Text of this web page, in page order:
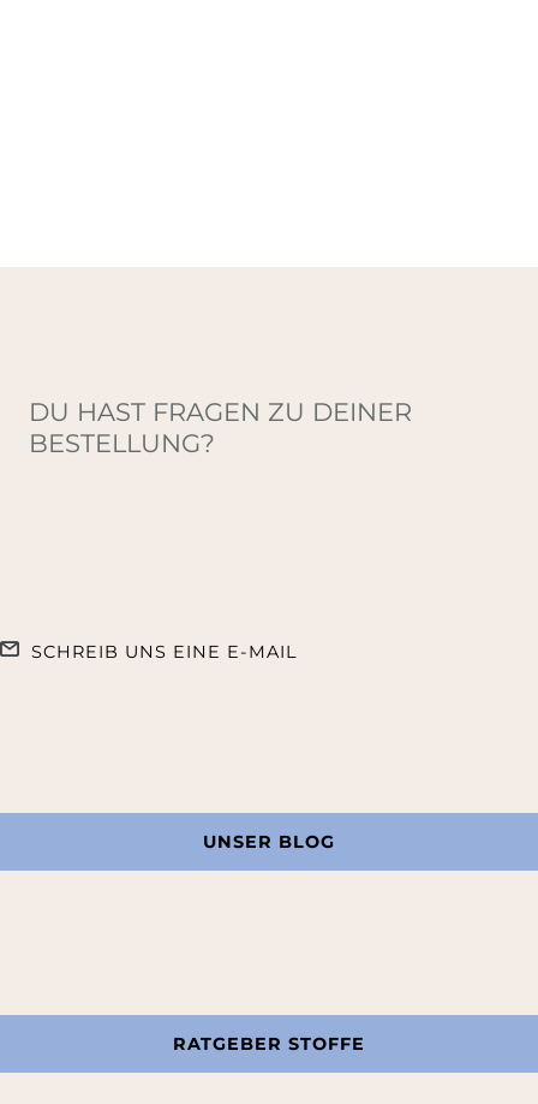
DU HAST FRAGEN ZU DEINER
BESTELLUNG?
SCHREIB UNS EINE E-MAIL
UNSER BLOG
RATGEBER STOFFE